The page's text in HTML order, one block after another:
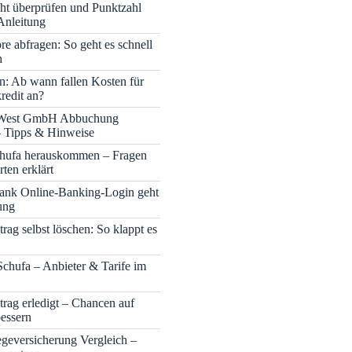
überprüfen und Punktzahl
abfragen: So geht es schnell
Ab wann fallen Kosten für
an?
GmbH Abbuchung
Tipps & Hinweise
herauskommen – Fragen
erklärt
Online-Banking-Login geht
selbst löschen: So klappt es
– Anbieter & Tarife im
erledigt – Chancen auf
Vergleich –